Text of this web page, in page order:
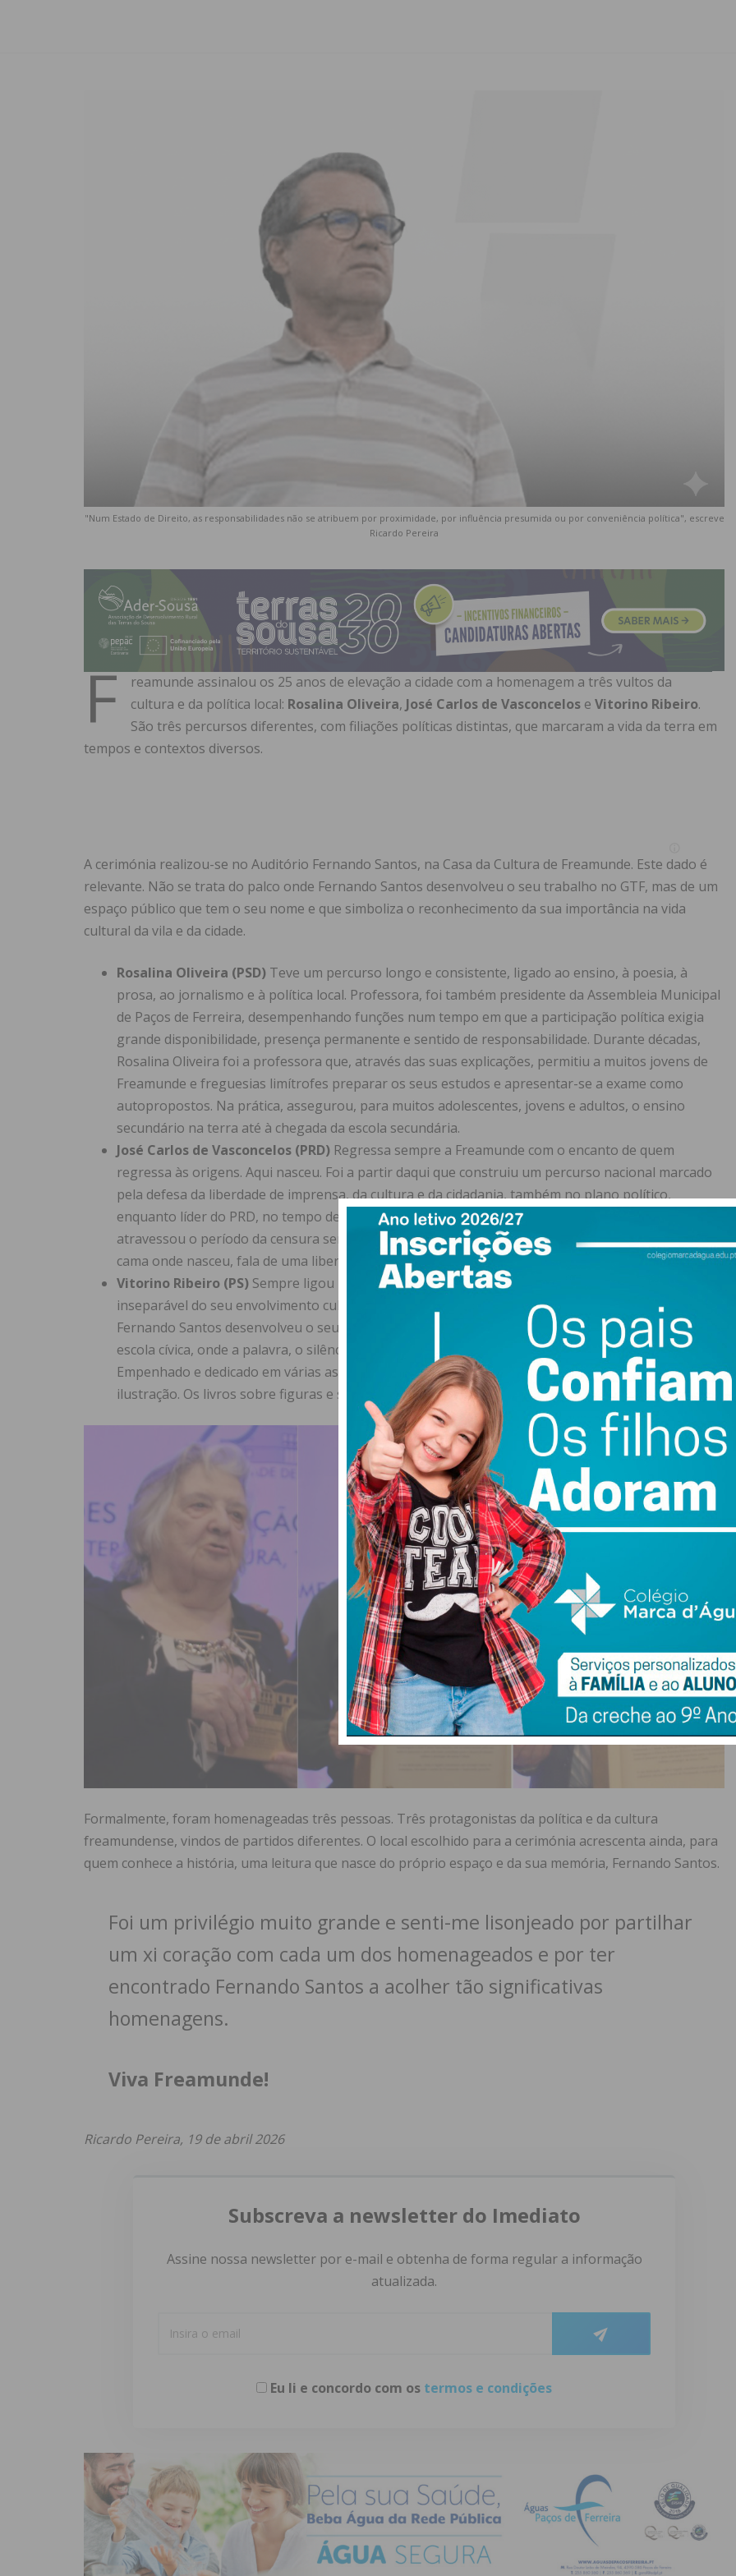
"Num Estado de Direito, as responsabilidades não se atribuem por proximidade, por influência presumida ou por conveniência política", escreve
Ricardo Pereira
F
reamunde assinalou os 25 anos de elevação a cidade com a homenagem a três vultos da
cultura e da política local: Rosalina Oliveira, José Carlos de Vasconcelos e Vitorino Ribeiro.
São três percursos diferentes, com filiações políticas distintas, que marcaram a vida da terra em
tempos e contextos diversos.
A cerimónia realizou-se no Auditório Fernando Santos, na Casa da Cultura de Freamunde. Este dado é
relevante. Não se trata do palco onde Fernando Santos desenvolveu o seu trabalho no GTF, mas de um
espaço público que tem o seu nome e que simboliza o reconhecimento da sua importância na vida
cultural da vila e da cidade.
Rosalina Oliveira (PSD) Teve um percurso longo e consistente, ligado ao ensino, à poesia, à
prosa, ao jornalismo e à política local. Professora, foi também presidente da Assembleia Municipal
de Paços de Ferreira, desempenhando funções num tempo em que a participação política exigia
grande disponibilidade, presença permanente e sentido de responsabilidade. Durante décadas,
Rosalina Oliveira foi a professora que, através das suas explicações, permitiu a muitos jovens de
Freamunde e freguesias limítrofes preparar os seus estudos e apresentar-se a exame como
autopropostos. Na prática, assegurou, para muitos adolescentes, jovens e adultos, o ensino
secundário na terra até à chegada da escola secundária.
José Carlos de Vasconcelos (PRD) Regressa sempre a Freamunde com o encanto de quem
regressa às origens. Aqui nasceu. Foi a partir daqui que construiu um percurso nacional marcado
pela defesa da liberdade de imprensa, da cultura e da cidadania, também no plano político,
enquanto líder do PRD, no tempo de Ramalho Eanes. Jornalista, poeta, advogado e deputado,
atravessou o período da censura sem abdicar da palavra. Quando fala da alegria de dormir na
cama onde nasceu, fala de uma liberdade concreta, vivida e situada.
Vitorino Ribeiro (PS) Sempre ligou política e cultura de forma natural. O seu percurso político é
inseparável do seu envolvimento cultural, vivido durante muitos anos no GTF, no palco onde
Fernando Santos desenvolveu o seu trabalho teatral. Esse contacto com o teatro foi também uma
escola cívica, onde a palavra, o silêncio e a presença em palco tinham peso e responsabilidade.
Empenhado e dedicado em várias associações, reinventou-se posteriormente no desenho e na
ilustração. Os livros sobre figuras e sobre Freamunde guardam o seu traço inconfundível.
Formalmente, foram homenageadas três pessoas. Três protagonistas da política e da cultura
freamundense, vindos de partidos diferentes. O local escolhido para a cerimónia acrescenta ainda, para
quem conhece a história, uma leitura que nasce do próprio espaço e da sua memória, Fernando Santos.
Foi um privilégio muito grande e senti-me lisonjeado por partilhar
um xi coração com cada um dos homenageados e por ter
encontrado Fernando Santos a acolher tão significativas
homenagens.
Viva Freamunde!
Ricardo Pereira, 19 de abril 2026
Subscreva a newsletter do Imediato
Assine nossa newsletter por e-mail e obtenha de forma regular a informação
atualizada.
Eu li e concordo com os termos e condições